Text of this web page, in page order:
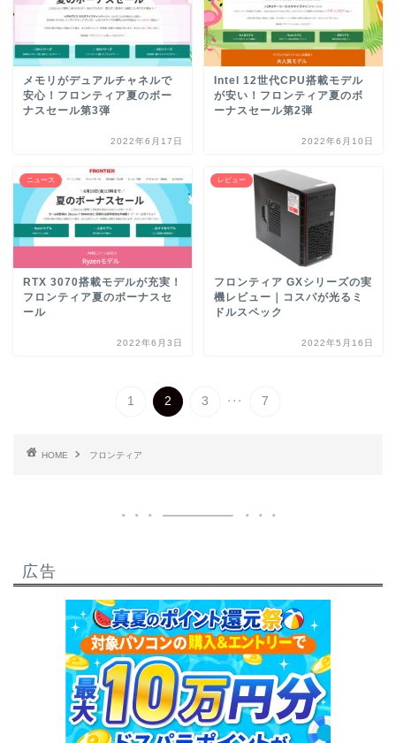
メモリがデュアルチャネルで
安心！フロンティア夏のボー
ナスセール第3弾
2022年6月17日
Intel 12世代CPU搭載モデル
が安い！フロンティア夏のボ
ーナスセール第2弾
2022年6月10日
ニュース
RTX 3070搭載モデルが充実！
フロンティア夏のボーナスセ
ール
2022年6月3日
レビュー
フロンティア GXシリーズの実
機レビュー｜コスパが光るミ
ドルスペック
2022年5月16日
1 2 3 ... 7
HOME フロンティア
広告